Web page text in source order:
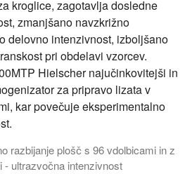
kroglice, zagotavlja dosledne
zmanjšano navzkrižno
delovno intenzivnost, izboljšano
pri obdelavi vzorcev.
Hielscher najučinkovitejši in
za pripravo lizata v
kar povečuje eksperimentalno
razbijanje plošč s 96 vdolbicami in z
- ultrazvočna intenzivnost